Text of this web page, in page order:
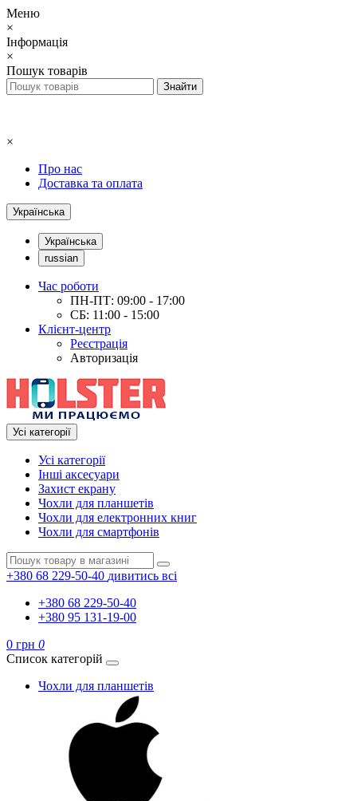
Меню
×
Інформація
×
Пошук товарів
×
Про нас
Доставка та оплата
Українська
Українська
russian
Час роботи
ПН-ПТ: 09:00 - 17:00
СБ: 11:00 - 15:00
Клієнт-центр
Реєстрація
Авторизація
Усі категорії
Усі категорії
Інші аксесуари
Захист екрану
Чохли для планшетів
Чохли для електронних книг
Чохли для смартфонів
+380 68 229-50-40 дивитись всі
+380 68 229-50-40
+380 95 131-19-00
0 грн 0
Список категорій
Чохли для планшетів